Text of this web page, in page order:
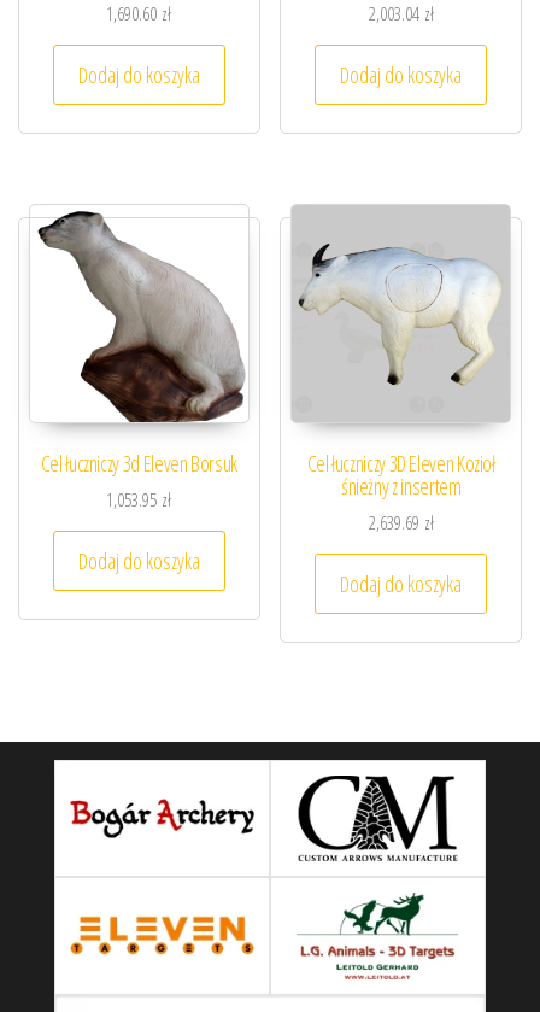
1,690.60 zł
Dodaj do koszyka
2,003.04 zł
Dodaj do koszyka
Cel łuczniczy 3d Eleven Borsuk
1,053.95 zł
Dodaj do koszyka
Cel łuczniczy 3D Eleven Kozioł
śnieżny z insertem
2,639.69 zł
Dodaj do koszyka